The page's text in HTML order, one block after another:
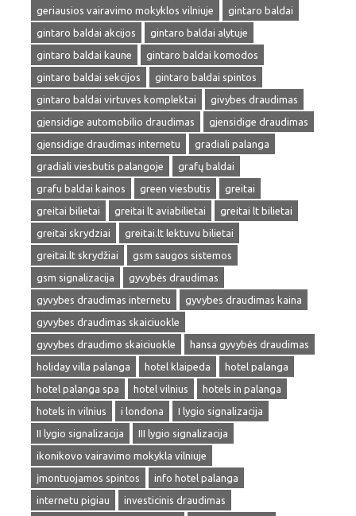
geriausios vairavimo mokyklos vilniuje
gintaro baldai
gintaro baldai akcijos
gintaro baldai alytuje
gintaro baldai kaune
gintaro baldai komodos
gintaro baldai sekcijos
gintaro baldai spintos
gintaro baldai virtuves komplektai
givybes draudimas
gjensidige automobilio draudimas
gjensidige draudimas
gjensidige draudimas internetu
gradiali palanga
gradiali viesbutis palangoje
grafų baldai
grafu baldai kainos
green viesbutis
greitai
greitai bilietai
greitai lt aviabilietai
greitai lt bilietai
greitai skrydziai
greitai.lt lektuvu bilietai
greitai.lt skrydžiai
gsm saugos sistemos
gsm signalizacija
gyvybės draudimas
gyvybes draudimas internetu
gyvybes draudimas kaina
gyvybes draudimas skaiciuokle
gyvybes draudimo skaiciuokle
hansa gyvybės draudimas
holiday villa palanga
hotel klaipeda
hotel palanga
hotel palanga spa
hotel vilnius
hotels in palanga
hotels in vilnius
i londona
I lygio signalizacija
II lygio signalizacija
III lygio signalizacija
ikonikovo vairavimo mokykla vilniuje
įmontuojamos spintos
info hotel palanga
internetu pigiau
investicinis draudimas